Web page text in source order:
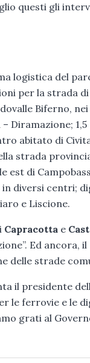
questi gli
logistica del
per la strada
Biferno,
Diramazione;
abitato di
strada
di
diversi centri;
e Liscione.
Capracotta e
Ed ancora,
delle strade
il presidente
ferrovie e le
grati al